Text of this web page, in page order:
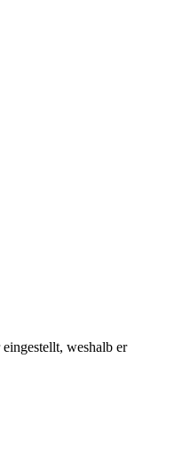
weshalb er